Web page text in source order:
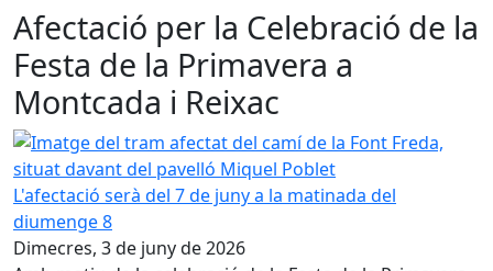
Afectació per la Celebració de la
Festa de la Primavera a
Montcada i Reixac
Imatge del tram afectat del camí de la Font Freda, situat
L'afectació serà del 7 de juny a la matinada del
diumenge 8
Dimecres, 3 de juny de 2026